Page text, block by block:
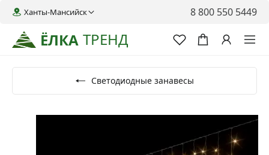
ЁЛКА ТРЕНД
Ханты-Мансийск 8 800 550 5449
Светодиодные занавесы